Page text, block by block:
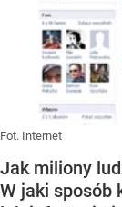
Fot. Internet
Jak miliony
W jaki sposób